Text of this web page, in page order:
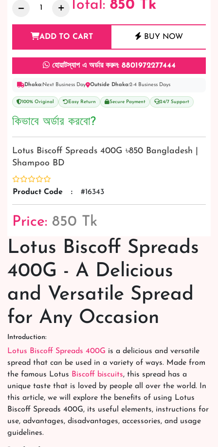
Total: 850 Tk
ADD TO CART BUY NOW
হোয়াটস্যাপ এ অর্ডার করুন: 8801972277444
Dhaka:Next Business Day Outside Dhaka:2-4 Business Days
100% Original Easy Return Secure Payment 24/7 Support
কিভাবে অর্ডার করবো?
Lotus Biscoff Spreads 400G ৳850 Bangladesh |
Shampoo BD
Product Code : #16343
Price: 850 Tk
Lotus Biscoff Spreads
400G - A Delicious
and Versatile Spread
for Any Occasion
Introduction:
Lotus Biscoff Spreads 400G is a delicious and versatile
spread that can be used in a variety of ways. Made from
the famous Lotus Biscoff biscuits, this spread has a
unique taste that is loved by people all over the world. In
this article, we will explore the benefits of using Lotus
Biscoff Spreads 400G, its useful elements, instructions for
use, advantages, disadvantages, accessories, and usage
guidelines.